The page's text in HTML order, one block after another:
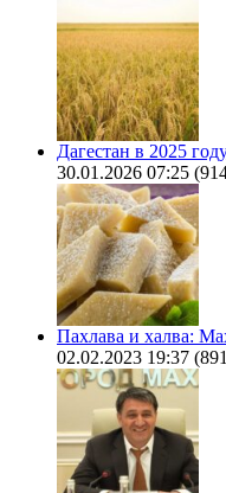
Дагестан в 2025
30.01.2026 07:25
Пахлава и халва:
02.02.2023 19:37